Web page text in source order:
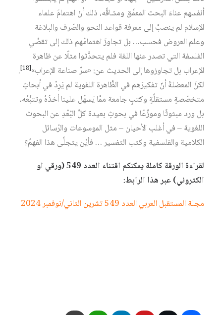
أنفسهم عناءَ البحث المعمَّق ومشاقَّه، ذلك أنّ اهتمامَ علماء
الإسلام لم ينصبَّ إلى معرفة قواعد النحو والصّرف والبلاغة
وعلم العروض فحسب… بل تجاوزَ اهتمامُهم ذلك إلى تقصِّي
الفلسفة التي تصدر عنها اللغة فلم يتحدَّثوا مثلًا عن ظاهرة
الإعراب بل تجاوزوها إلى الحديث عن: «سرّ صناعة الإعراب»[18]
.
لكنَّ المعضلةَ أنّ تفكيرَهم في الظَّاهرة اللغوية لم يَرِدْ في أبحاثٍ
متخصّصةٍ مستقلَّةٍ وكتبٍ جامعة ممَّا يَسهُل علينا أخذُهُ وتتبُّعُه،
بل ورد مبثوثًا وموزَّعًا في بحوثٍ بعيدة كلَّ البُعْدِ عن البحوث
اللغوية – في أغلب الأحيان – مثل الموسوعات والرّسائل
الكلامية والفلسفية وكتب التفسير … فأيْن يتجلَّى هذا الفهمُ؟
لقراءة الورقة كاملة يمكنكم اقتناء العدد 549 (ورقي او
الكتروني) عبر هذا الرابط:
مجلة المستقبل العربي العدد 549 تشرين الثاني/نوفمبر 2024